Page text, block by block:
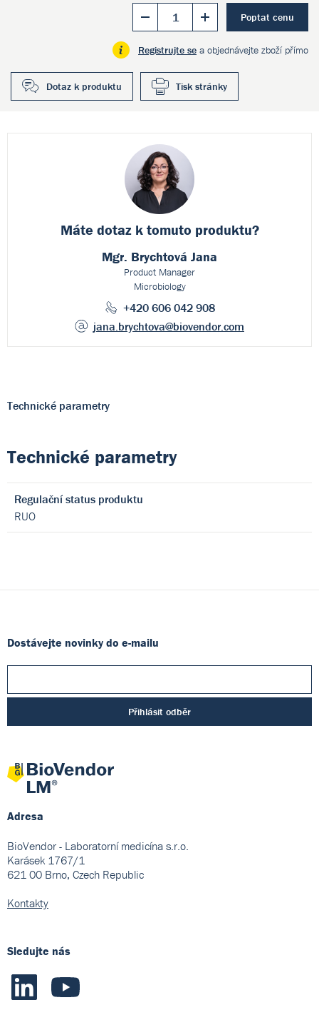
Poptat cenu
Registrujte se a objednávejte zboží přímo
Dotaz k produktu Tisk stránky
Máte dotaz k tomuto produktu?
Mgr. Brychtová Jana
Product Manager
Microbiology
+420 606 042 908
jana.brychtova@biovendor.com
Technické parametry
Technické parametry
Regulační status produktu
RUO
Dostávejte novinky do e-mailu
Přihlásit odběr
Adresa
BioVendor - Laboratorní medicína s.r.o.
Karásek 1767/1
621 00 Brno, Czech Republic
Kontakty
Sledujte nás